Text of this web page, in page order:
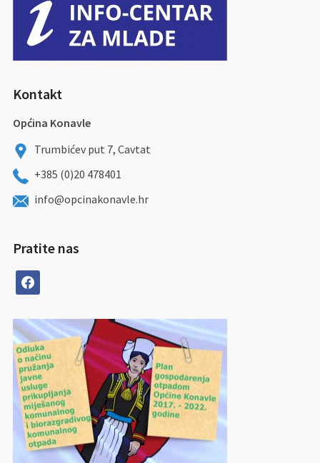
Kontakt
Općina Konavle
Trumbićev put 7, Cavtat
+385 (0)20 478401
info@opcinakonavle.hr
Pratite nas
facebook